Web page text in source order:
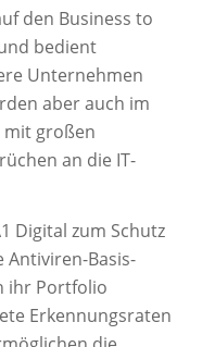
den Business to
bedient
Unternehmen
aber auch im
mit großen
an die IT-
Digital zum Schutz
Basis-
ihr Portfolio
Erkennungsraten